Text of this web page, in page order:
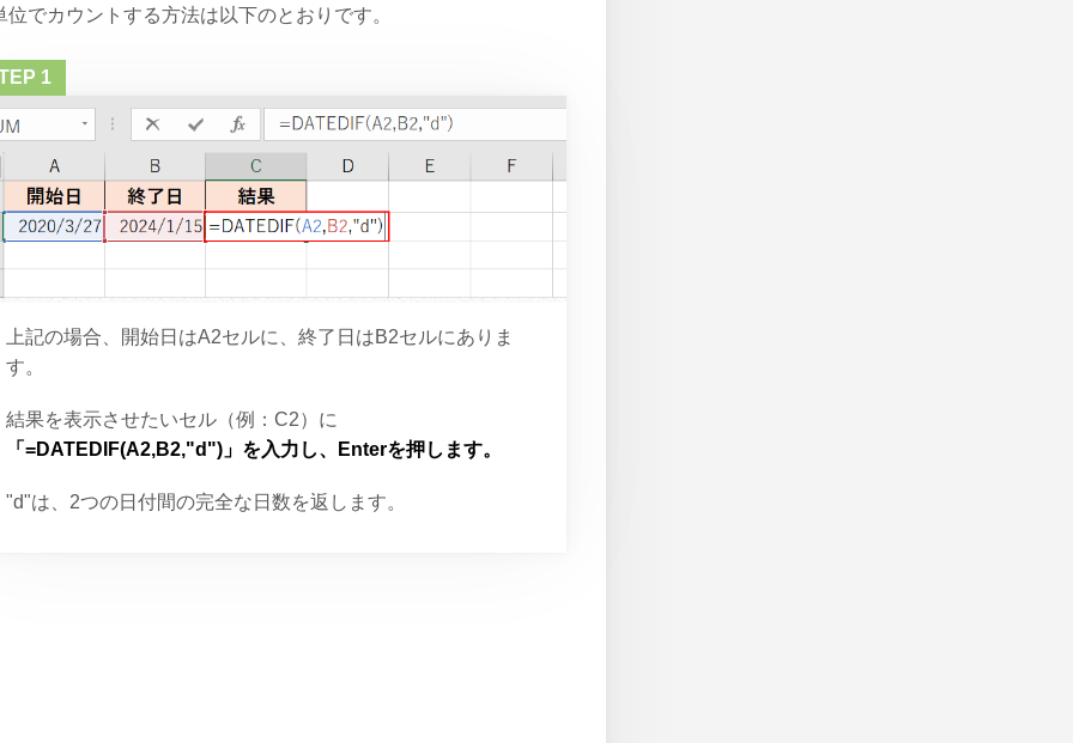
位でカウントする方法は以下のとおりです。
上記の場合、開始日はA2セルに、終了日はB2セルにありま
す。
結果を表示させたいセル（例：C2）に
「=DATEDIF(A2,B2,"d")」を入力し、Enterを押します。
"d"は、2つの日付間の完全な日数を返します。